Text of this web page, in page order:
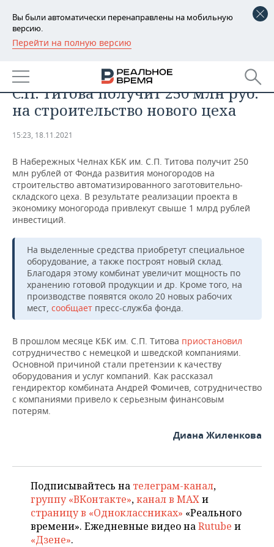
Вы были автоматически перенаправлены на мобильную
версию.
Перейти на полную версию
РЕГИОНЫ
БАШКОРТОСТАН
ТАТАРСТАН
НОВОСТИ
АНАЛИТИКА
ДЕКЛАРАЦИИ О ДОХОДАХ
КОРОЛИ ГОСЗАКАЗА ПФО
ВУЗЫ ТАТАРСТАНА
КОМУ ПРИНАДЛЕЖАТ
ТОРГОВЫЕ ЦЕНТРЫ
ТАТАРСТАНА
НОВОСТИ ЭКОНОМИКИ
ФИНАНСЫ
БАНКИ
БЮДЖЕТ
ИНВЕСТИЦИИ
ПРОМЫШЛЕННОСТЬ
НОВОСТИ
ПРОМЫШЛЕННОСТИ
АГРОПРОМ
МАШИНОСТРОЕНИЕ
НЕФТЕХИМИЯ
НЕФТЬ
ЭНЕРГЕТИКА
НЕДВИЖИМОСТЬ
НОВОСТИ НЕДВИЖИМОСТИ
АВТО
НОВОСТИ АВТО
БИЗНЕС
НОВОСТИ БИЗНЕСА
РОЗНИЧНАЯ ТОРГОВЛЯ
УСЛУГИ
ТЕХНОЛОГИИ
НОВОСТИ ТЕХНОЛОГИЙ
МЕДИА
ТЕЛЕКОММУНИКАЦИИ
МЕРОПРИЯТИЯ
ВЫЕЗДНАЯ РЕДАКЦИЯ
БИЗНЕС-БРАНЧИ
ONLINE-КОНФЕРЕНЦИИ
НОВОСТИ СПОРТА
ФУТБОЛ
ХОККЕЙ
ВОЛЕЙБОЛ
КИБЕРСПОРТ
ФИГУРНОЕ КАТАНИЕ
ОБЩЕСТВО
НОВОСТИ ОБЩЕСТВА
ВЛАСТЬ
ИСТОРИЯ
КУЛЬТУРА
МЕДИЦИНА
ФОТОГАЛЕРЕЯ
СЮЖЕТЫ
СПИСОК ПЕРСОН
СПИСОК КОМПАНИЙ
ПОЛНАЯ ВЕРСИЯ
Набережночелнинский КБК им.
С.П. Титова получит 250 млн руб.
на строительство нового цеха
15:23, 18.11.2021
В Набережных Челнах КБК им. С.П. Титова получит 250
млн рублей от Фонда развития моногородов на
строительство автоматизированного заготовительно-
складского цеха. В результате реализации проекта в
экономику моногорода привлекут свыше 1 млрд рублей
инвестиций.
На выделенные средства приобретут специальное
оборудование, а также построят новый склад.
Благодаря этому комбинат увеличит мощность по
хранению готовой продукции и др. Кроме того, на
производстве появятся около 20 новых рабочих
мест, сообщает пресс-служба фонда.
В прошлом месяце КБК им. С.П. Титова приостановил
сотрудничество с немецкой и шведской компаниями.
Основной причиной стали претензии к качеству
оборудования и услуг компаний. Как рассказал
гендиректор комбината Андрей Фомичев, сотрудничество
с компаниями привело к серьезным финансовым
потерям.
Диана Жиленкова
Подписывайтесь на телеграм-канал,
группу «ВКонтакте»,канал в MAXи
страницу в «Одноклассниках» «Реального
времени». Ежедневные видео наRutube и
«Дзене».